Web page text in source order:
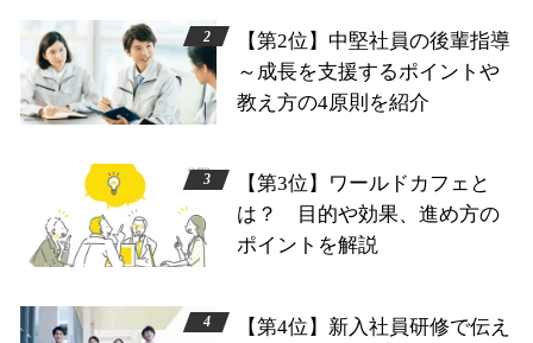
【第2位】中堅社員の後輩指導
～成長を支援するポイントや
教え方の4原則を紹介
【第3位】ワールドカフェと
は？ 目的や効果、進め方の
ポイントを解説
【第4位】新入社員研修で伝え